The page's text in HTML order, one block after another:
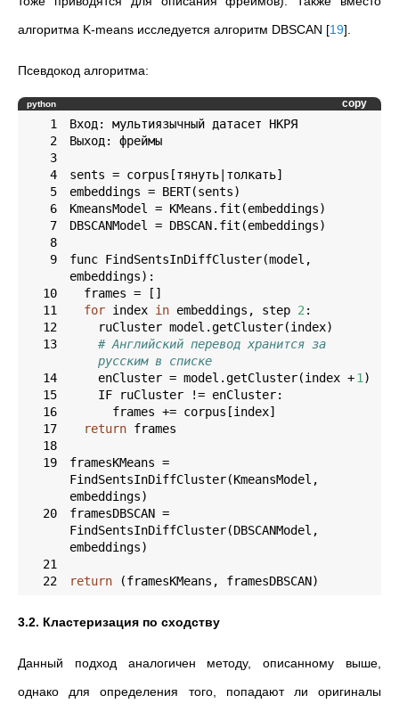
алгоритма K-means исследуется алгоритм DBSCAN [19]
Псевдокод алгоритма:
python copy
1
Вход: мультиязычный датасет НКРЯ
2
Выход: фреймы
3
4
5
6
7
8
9
func FindSentsInDiffCluster(model,
10
11
for index in embeddings, step 2
12
13
# Английский перевод хранится за
русским в списке
14
    enCluster = model.getCluster(index +
1
15
16
17
return
18
19
framesKMeans =
FindSentsInDiffCluster(KmeansModel,
20
framesDBSCAN =
FindSentsInDiffCluster(DBSCANModel,
21
22
return (framesKMeans, framesDBSCAN)
3.2. Кластеризация по сходству
Данный подход аналогичен методу, описанному выше,
однако для определения того, попадают ли оригиналы